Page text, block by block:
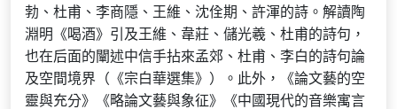
勃、杜甫、李商隱、王維、沈佺期、許渾的詩。解讀陶
淵明《喝酒》引及王維、韋莊、儲光羲、杜甫的詩句，
也在后面的闡述中信手拈來孟郊、杜甫、李白的詩句論
及空間境界（《宗白華選集》）。此外，《論文藝的空
靈與充分》《略論文藝與象征》《中國現代的音樂寓言